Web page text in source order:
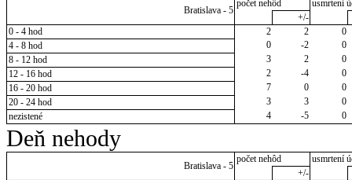
Bratislava - 5
počet nehôd
usmrtení
+/-
0 - 4 hod
2 2
0
4 - 8 hod
0 -2
0
8 - 12 hod
3 2
0
12 - 16 hod
2 -4
0
16 - 20 hod
7 0
0
20 - 24 hod
3 3
0
nezistené
4 -5 0
Deň nehody
Bratislava - 5
počet nehôd
usmrtení
+/-